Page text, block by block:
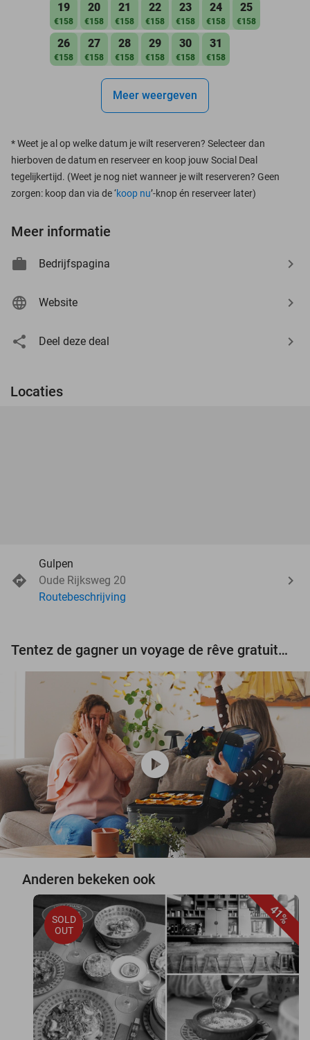
19
€158
20
€158
21
€158
22
€158
23
€158
24
€158
25
€158
26
€158
27
€158
28
€158
29
€158
30
€158
31
€158
Meer weergeven
*Weet je al op welke datum je wilt reserveren? Selecteer dan
hierboven de datum en reserveer en koop jouw Social Deal
tegelijkertijd. (Weet je nog niet wanneer je wilt reserveren? Geen
zorgen: koop dan via de ‘koop nu’-knop én reserveer later)
Meer informatie
Bedrijfspagina
Website
Deel deze deal
Locaties
Gulpen
Oude Rijksweg 20
Routebeschrijving
Tentez de gagner un voyage de rêve gratuit d'une valeur de 3.000 € !
play_circle
Anderen bekeken ook
41%
SOLD
OUT